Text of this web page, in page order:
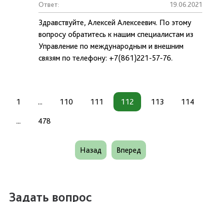
Ответ: 19.06.2021
Здравствуйте, Алексей Алексеевич. По этому
вопросу обратитесь к нашим специалистам из
Управление по международным и внешним
связям по телефону: +7(861)221-57-76.
1 ... 110 111 112 113 114
... 478
Назад Вперед
Задать вопрос